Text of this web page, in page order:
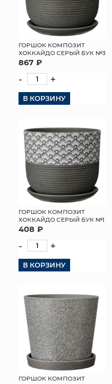
ГОРШОК КОМПОЗИТ
ХОККАЙДО СЕРЫЙ БУК №3
867 ₽
- +
В КОРЗИНУ
ГОРШОК КОМПОЗИТ
ХОККАЙДО СЕРЫЙ БУК №1
408 ₽
- +
В КОРЗИНУ
ГОРШОК КОМПОЗИТ